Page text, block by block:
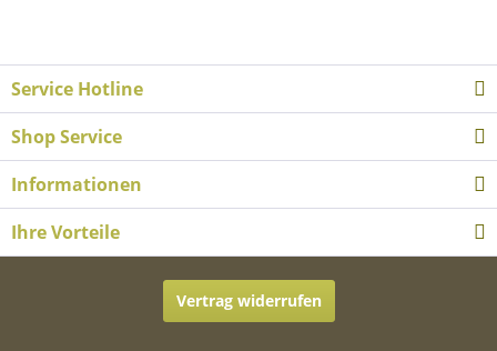
Service Hotline
Shop Service
Informationen
Ihre Vorteile
Vertrag widerrufen